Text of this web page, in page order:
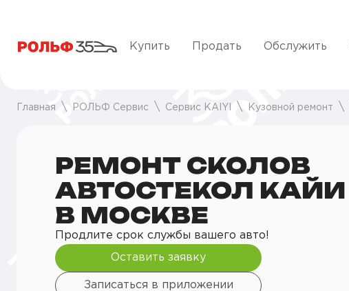
Купить Продать Обслужить
Главная РОЛЬФ Сервис Сервис KAIYI Кузовной ремонт
РЕМОНТ СКОЛОВ
АВТОСТЕКОЛ КАЙИ
В МОСКВЕ
Продлите срок службы вашего авто!
Оставить заявку
Записаться в приложении